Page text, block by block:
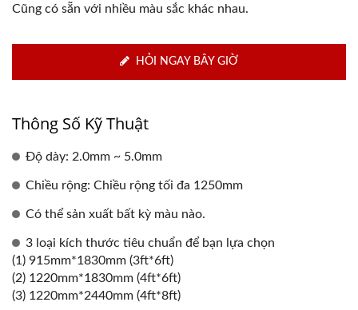
Cũng có sẵn với nhiều màu sắc khác nhau.
HỎI NGAY BÂY GIỜ
Thông Số Kỹ Thuật
Độ dày: 2.0mm ~ 5.0mm
Chiều rộng: Chiều rộng tối đa 1250mm
Có thể sản xuất bất kỳ màu nào.
3 loại kích thước tiêu chuẩn để bạn lựa chọn
(1) 915mm*1830mm (3ft*6ft)
(2) 1220mm*1830mm (4ft*6ft)
(3) 1220mm*2440mm (4ft*8ft)